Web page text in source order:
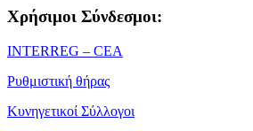
Χρήσιμοι Σύνδεσμοι:
ΙΝΤΕRREG – CEA
Ρυθμιστική θήρας
Κυνηγετικοί Σύλλογοι